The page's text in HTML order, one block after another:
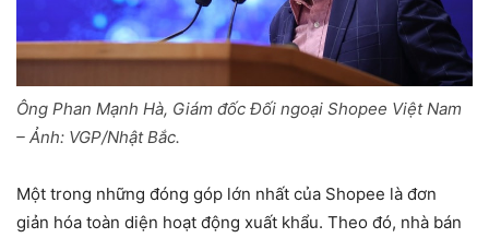
Ông Phan Mạnh Hà, Giám đốc Đối ngoại Shopee Việt Nam
– Ảnh: VGP/Nhật Bắc.
Một trong những đóng góp lớn nhất của Shopee là đơn
giản hóa toàn diện hoạt động xuất khẩu. Theo đó, nhà bán